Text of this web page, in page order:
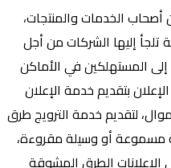
الخدمات والمنتجات،
تلجأ إليها الشركات من أجل
المستهلكين في الأماكن
بتقديم خدمة الإعلان
لتقديم خدمة الترويج طرق
مسموعة أو وسيلة مقروءة،
الطرق المشوقة